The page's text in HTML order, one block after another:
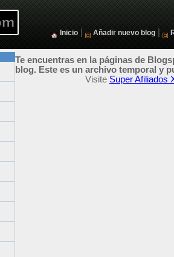
Inicio Añadir nuevo blog
Te encuentras en la páginas de
blog. Este es un archivo temporal y
Visite Super Afiliados